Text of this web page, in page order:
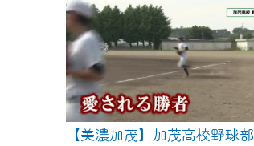
【美濃加茂】加茂高校野球部